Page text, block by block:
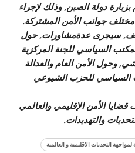
دولة الصين, وذلك لإجراء
جوانب الأمن المشتركة.
سيجرى عدةمشاورات, حول
السياسي للجنة المركزية
وحول الأمن العام والعدالة
السياسي للحزب الشيوعي
الأمن الإقليمي والعالمي
والتهديدات.
التحديات الاقليمية و العالمية